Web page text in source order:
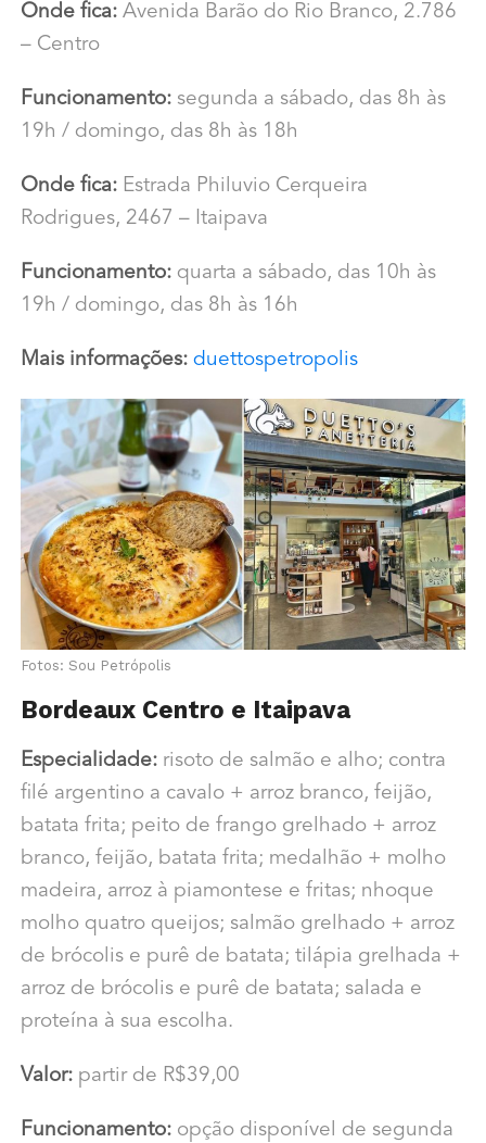
Onde fica: Avenida Barão do Rio Branco, 2.786
– Centro
Funcionamento: segunda a sábado, das 8h às
19h / domingo, das 8h às 18h
Onde fica: Estrada Philuvio Cerqueira
Rodrigues, 2467 – Itaipava
Funcionamento: quarta a sábado, das 10h às
19h / domingo, das 8h às 16h
Mais informações: duettospetropolis
Fotos: Sou Petrópolis
Bordeaux Centro e Itaipava
Especialidade:risoto de salmão e alho; contra
filé argentino a cavalo + arroz branco, feijão,
batata frita; peito de frango grelhado + arroz
branco, feijão, batata frita; medalhão + molho
madeira, arroz à piamontese e fritas; nhoque
molho quatro queijos; salmão grelhado + arroz
de brócolis e purê de batata; tilápia grelhada +
arroz de brócolis e purê de batata; salada e
proteína à sua escolha.
Valor:partir de R$39,00
Funcionamento:opção disponível de segunda